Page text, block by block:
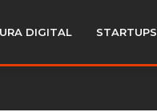
DIGITAL STARTUPS